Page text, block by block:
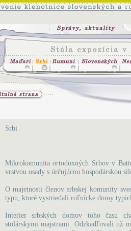
Srbi
Mikrokomunita ortodoxných Srbov v
vrstvou osady s úrčujúcou hospodárskou
O majetnosti členov srbskej komunity
typu, ktoré vystriedali roľnícke domy
Interier srbských domov toho času
stolárskymi majstrami. Odzkadľovali už